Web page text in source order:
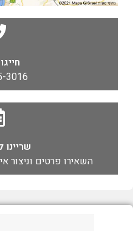
3016
שריינו
השאירו פרטים וניצור